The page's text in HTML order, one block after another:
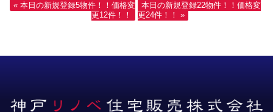
« 本日の新規登録5物件！！価格変
更12件！！
本日の新規登録22物件！！価格変
更24件！！ »